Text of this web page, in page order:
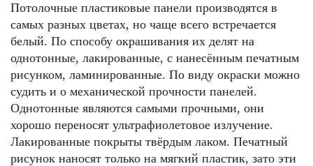
Потолочные пластиковые панели производятся в
самых разных цветах, но чаще всего встречается
белый. По способу окрашивания их делят на
однотонные, лакированные, с нанесённым печатным
рисунком, ламинированные. По виду окраски можно
судить и о механической прочности панелей.
Однотонные являются самыми прочными, они
хорошо переносят ультрафиолетовое излучение.
Лакированные покрыты твёрдым лаком. Печатный
рисунок наносят только на мягкий пластик, зато эти